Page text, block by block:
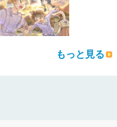
もっと見る